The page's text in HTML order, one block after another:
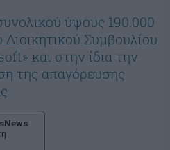
ύψους 190.000
Συμβουλίου
και στην ίδια την
της απαγόρευσης